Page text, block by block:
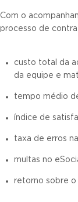
Com o
processo de
custo total da
da equipe e
tempo médio
índice de
taxa de erros
multas no
retorno sobre